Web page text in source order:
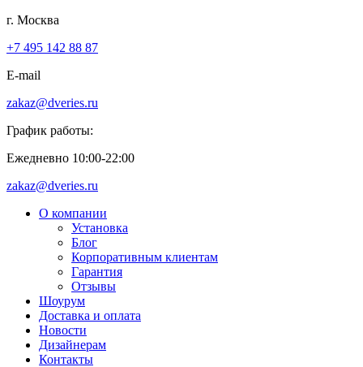
г. Москва
+7 495 142 88 87
E-mail
zakaz@dveries.ru
График работы:
Ежедневно 10:00-22:00
zakaz@dveries.ru
О компании
Установка
Блог
Корпоративным клиентам
Гарантия
Отзывы
Шоурум
Доставка и оплата
Новости
Дизайнерам
Контакты